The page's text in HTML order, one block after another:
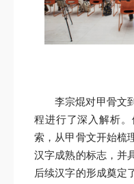
李宗焜对甲骨文
程进行了深入解析
索，从甲骨文开始梳
汉字成熟的标志，并
后续汉字的形成奠定